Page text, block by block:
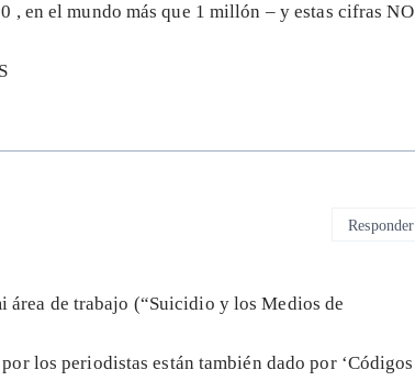
, en el mundo más que 1 millón – y estas cifras NO
área de trabajo (“Suicidio y los Medios de
los periodistas están también dado por ‘Códigos
Responder